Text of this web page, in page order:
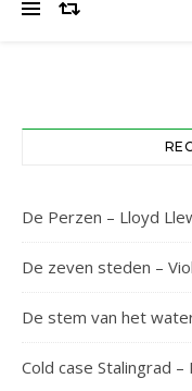
De Perzen – Lloyd
De zeven steden –
De stem van het
Cold case Stalingrad